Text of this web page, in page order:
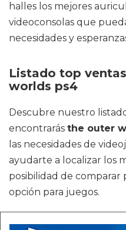
halles los mejores
videoconsolas que
necesidades y
Listado top
worlds ps4
Descubre nuestro
encontrarás the outer
las necesidades de
ayudarte a localizar los
posibilidad de comparar
opción para juegos.